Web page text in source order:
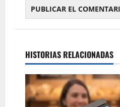
HISTORIAS RELACIONADAS